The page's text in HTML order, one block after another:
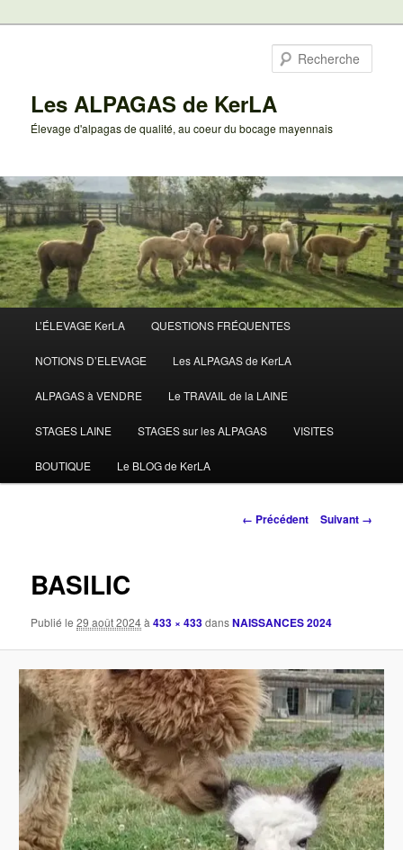
Les ALPAGAS de KerLA
Élevage d'alpagas de qualité, au coeur du bocage mayennais
principal
L’ÉLEVAGE KerLA QUESTIONS FRÉQUENTES
NOTIONS D’ELEVAGE Les ALPAGAS de KerLA
ALPAGAS à VENDRE Le TRAVAIL de la LAINE
STAGES LAINE STAGES sur les ALPAGAS VISITES
BOUTIQUE Le BLOG de KerLA
Navigation
← Précédent Suivant →
BASILIC
Publié le29 août 2024à433 × 433dansNAISSANCES 2024